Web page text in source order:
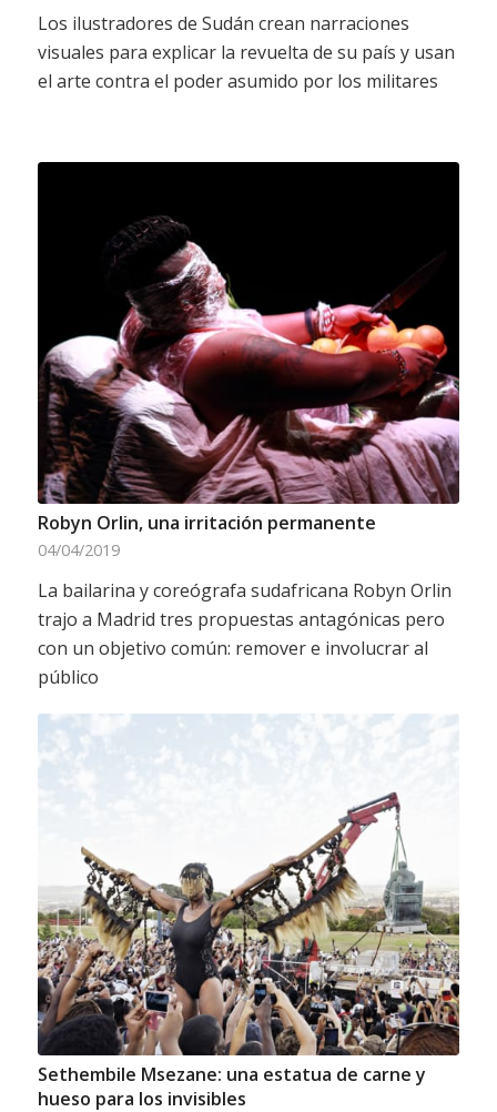
Los ilustradores de Sudán crean narraciones
visuales para explicar la revuelta de su país y usan
el arte contra el poder asumido por los militares
Robyn Orlin, una irritación permanente
04/04/2019
La bailarina y coreógrafa sudafricana Robyn Orlin
trajo a Madrid tres propuestas antagónicas pero
con un objetivo común: remover e involucrar al
público
Sethembile Msezane: una estatua de carne y
hueso para los invisibles